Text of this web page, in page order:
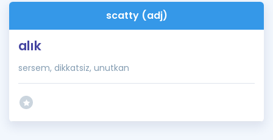
Kampanyalar
Blog
scatty (adj)
alık
sersem, dikkatsiz, unutkan